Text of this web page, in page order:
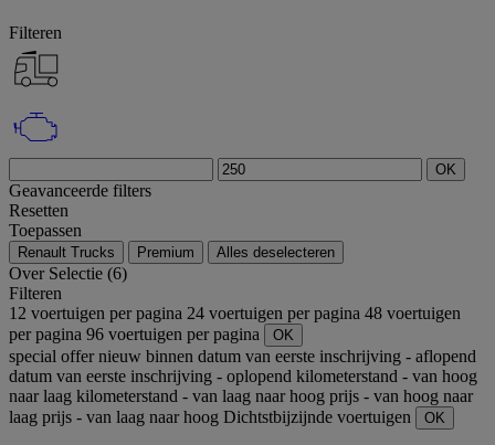
Filteren
OK
Geavanceerde filters
Resetten
Toepassen
Renault Trucks Premium Alles deselecteren
Over Selectie (6)
Filteren
12 voertuigen per pagina 24 voertuigen per pagina 48 voertuigen
per pagina 96 voertuigen per pagina OK
special offer nieuw binnen datum van eerste inschrijving - aflopend
datum van eerste inschrijving - oplopend kilometerstand - van hoog
naar laag kilometerstand - van laag naar hoog prijs - van hoog naar
laag prijs - van laag naar hoog Dichtstbijzijnde voertuigen OK